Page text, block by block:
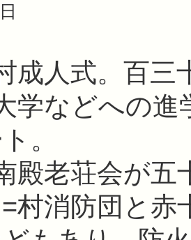
成人式。百三
学などへの進
。
殿老荘会が五
村消防団と赤